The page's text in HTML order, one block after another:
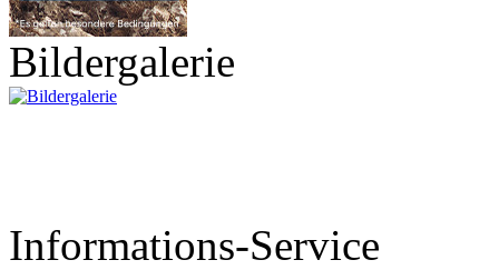
Bildergalerie
Informations-Service